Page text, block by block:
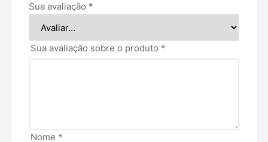
Sua avaliação *
Sua avaliação sobre o produto *
Nome *